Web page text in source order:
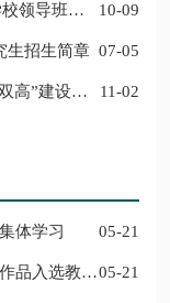
10-09
生招生简章 07-05
11-02
体学习 05-21
05-21